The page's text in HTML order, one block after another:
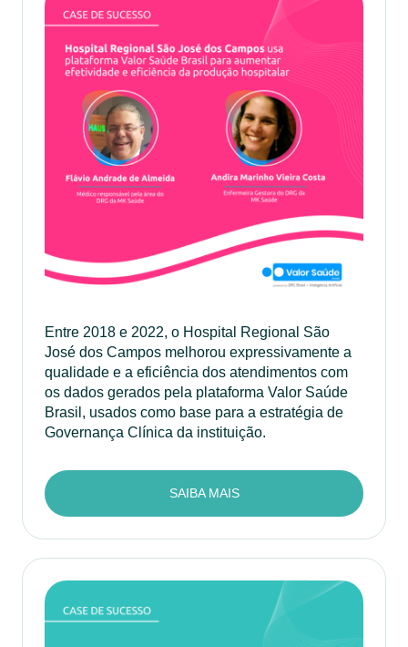
Entre 2018 e 2022, o Hospital Regional São
José dos Campos melhorou expressivamente a
qualidade e a eficiência dos atendimentos com
os dados gerados pela plataforma Valor Saúde
Brasil, usados como base para a estratégia de
Governança Clínica da instituição.
SAIBA MAIS